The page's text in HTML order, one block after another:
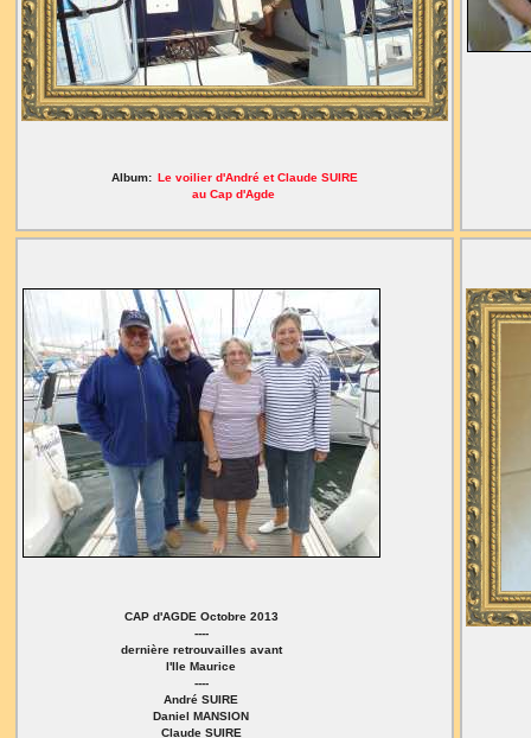
Album: Le voilier d'André et Claude SUIRE
au Cap d'Agde
CAP d'AGDE Octobre 2013
----
dernière retrouvailles avant
l'Ile Maurice
----
André SUIRE
Daniel MANSION
Claude SUIRE